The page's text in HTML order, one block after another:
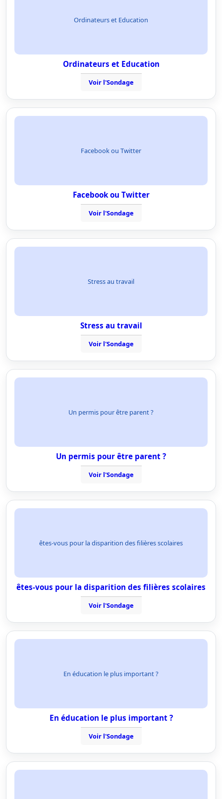
Ordinateurs et Education
Ordinateurs et Education
Voir l'Sondage
Facebook ou Twitter
Facebook ou Twitter
Voir l'Sondage
Stress au travail
Stress au travail
Voir l'Sondage
Un permis pour être parent ?
Un permis pour être parent ?
Voir l'Sondage
êtes-vous pour la disparition des filières scolaires
êtes-vous pour la disparition des filières scolaires
Voir l'Sondage
En éducation le plus important ?
En éducation le plus important ?
Voir l'Sondage